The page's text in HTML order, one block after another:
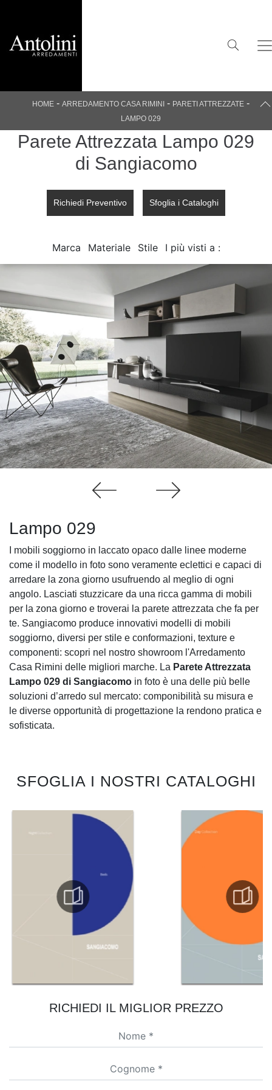
HOME- ARREDAMENTO CASA RIMINI - PARETI ATTREZZATE -
LAMPO 029
Parete Attrezzata Lampo 029
di Sangiacomo
Richiedi Preventivo Sfoglia i Cataloghi
Marca Materiale Stile I più visti a :
Lampo 029
I mobili soggiorno in laccato opaco dalle linee moderne
come il modello in foto sono veramente eclettici e capaci di
arredare la zona giorno usufruendo al meglio di ogni
angolo. Lasciati stuzzicare da una ricca gamma di mobili
per la zona giorno e troverai la parete attrezzata che fa per
te. Sangiacomo produce innovativi modelli di mobili
soggiorno, diversi per stile e conformazioni, texture e
componenti: scopri nel nostro showroom l'Arredamento
Casa Rimini delle migliori marche. La Parete Attrezzata
Lampo 029 di Sangiacomo in foto è una delle più belle
soluzioni d’arredo sul mercato: componibilità su misura e
le diverse opportunità di progettazione la rendono pratica e
sofisticata.
SFOGLIA I NOSTRI CATALOGHI
RICHIEDI IL MIGLIOR PREZZO